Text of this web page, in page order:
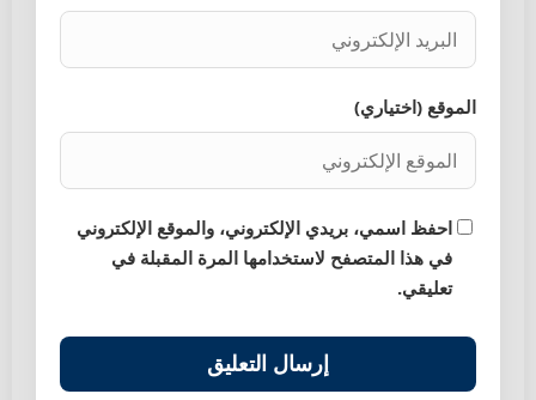
الموقع (اختياري)
احفظ اسمي، بريدي الإلكتروني، والموقع الإلكتروني
في هذا المتصفح لاستخدامها المرة المقبلة في
تعليقي.